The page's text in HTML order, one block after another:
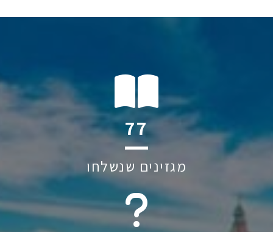
138
מגזינים שנשלחו